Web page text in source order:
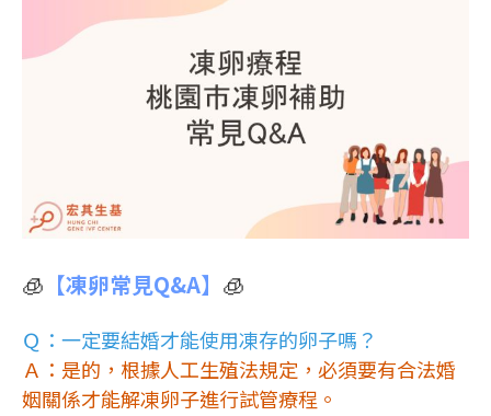
🧊 【凍卵常見Q&A】 🧊
Ｑ：一定要結婚才能使用凍存的卵子嗎？
Ａ：是的，根據人工生殖法規定，必須要有合法婚
姻關係才能解凍卵子進行試管療程。